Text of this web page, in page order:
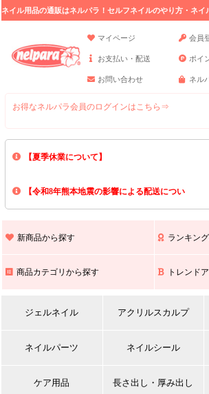
ネイル用品の通販はネルパラ！セルフネイルのやり方・ネ
マイページ
会員
お支払い・配送 ポイ
お問い合わせ ネル
お得なネルパラ会員のログインはこちら⇒
【夏季休業について】
8/13(木)～8/16(日)の間｢出荷業務・お問い合わせ業
上記期間中のご注文・お問い合わせは8/17(月)以降
【令和8年熊本地震の影響による配送につい
また､ 九州全域でお荷物のお届けに遅延が生じてお
新商品から探す ランキン
商品カテゴリから探す トレンド
ジェルネイル アクリルスカルプ
ネイルパーツ ネイルシール
ケア用品 長さ出し・厚み出し